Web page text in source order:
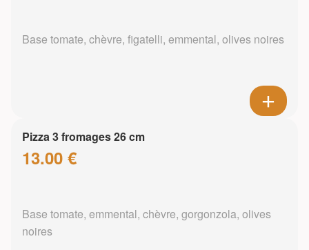
Base tomate, chèvre, figatelli, emmental, olives noires
Pizza 3 fromages 26 cm
13.00 €
Base tomate, emmental, chèvre, gorgonzola, olives
noires